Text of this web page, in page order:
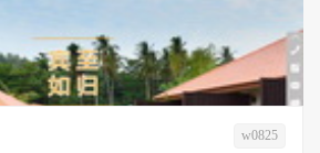
w0825